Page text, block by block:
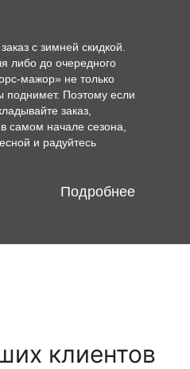
с зимней скидкой.
либо до очередного
мажор» не только
поднимет. Поэтому если
заказ,
самом начале сезона,
и радуйтесь
Подробнее
клиентов